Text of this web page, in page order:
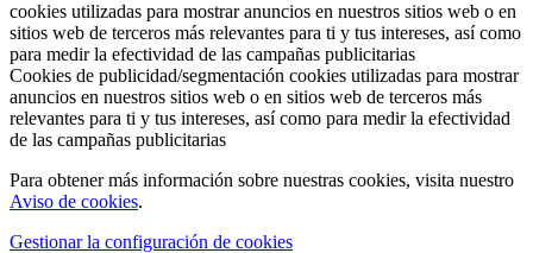
cookies utilizadas para mostrar anuncios en nuestros sitios web o en
sitios web de terceros más relevantes para ti y tus intereses, así como
para medir la efectividad de las campañas publicitarias
Cookies de publicidad/segmentación cookies utilizadas para mostrar
anuncios en nuestros sitios web o en sitios web de terceros más
relevantes para ti y tus intereses, así como para medir la efectividad
de las campañas publicitarias
Para obtener más información sobre nuestras cookies, visita nuestro
Aviso de cookies.
Gestionar la configuración de cookies